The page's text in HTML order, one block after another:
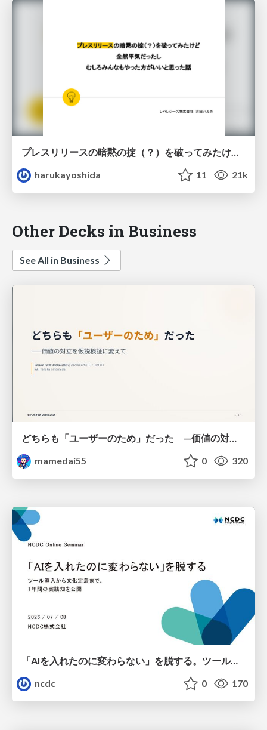
プレスリリースの暗黙の掟（？）を破ってみたけど 全然平気だったし むしろみんなもやった方がいいと思った話
harukayoshida
11 21k
Other Decks in Business
See All in Business
どちらも「ユーザーのため」だった —価値の対立を仮説検証に変えて #Scrumfest Osaka 2026
mamedai55
0 320
「AIを入れたのに変わらない」を脱する。ツール導入から文化定着まで、1年間の実践知を公開
ncdc
0 170